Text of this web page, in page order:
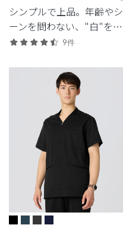
シンプルで上品。年齢やシ
ーンを問わない、"白"を追
求したクラシコの定番モデ
9件